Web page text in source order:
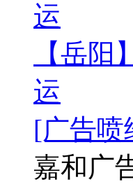
运
【岳
运
[广告喷
嘉和广